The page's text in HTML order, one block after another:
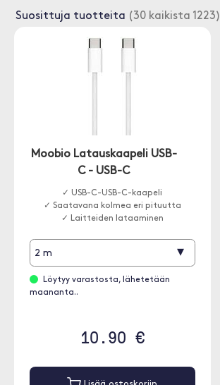
Suosittuja tuotteita (30 kaikista 1223)
Moobio Latauskaapeli USB-
C - USB-C
✓ USB-C-USB-C-kaapeli
✓ Saatavana kolmea eri pituutta
✓ Laitteiden lataaminen
2 m ▾
Löytyy varastosta, lähetetään
maananta..
10.90 €